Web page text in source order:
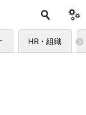
HR・組織